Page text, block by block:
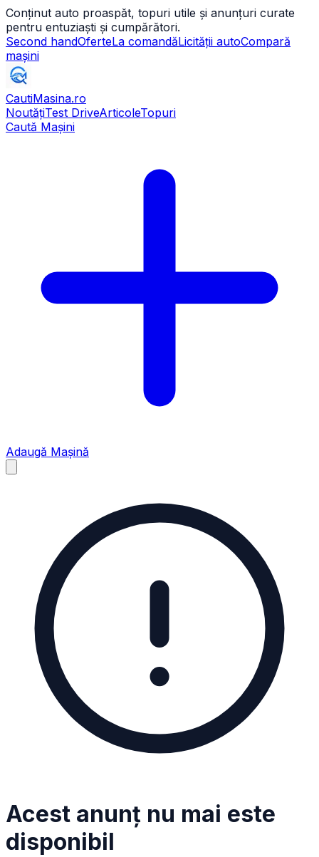
Conținut auto proaspăt, topuri utile și anunțuri curate
pentru entuziaști și cumpărători.
Second handOferteLa comandăLicității autoCompară
mașini
CautiMasina.ro
NoutățiTest DriveArticoleTopuri
Caută Mașini
Adaugă Mașină
Acest anunț nu mai este
disponibil